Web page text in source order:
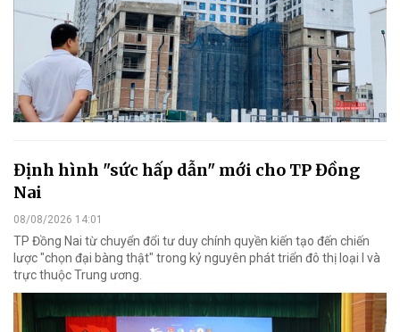
Định hình "sức hấp dẫn" mới cho TP Đồng
Nai
08/08/2026 14:01
TP Đồng Nai từ chuyển đổi tư duy chính quyền kiến tạo đến chiến
lược "chọn đại bàng thật" trong kỷ nguyên phát triển đô thị loại I và
trực thuộc Trung ương.